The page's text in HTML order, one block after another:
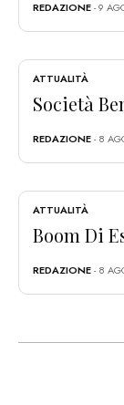
REDAZIONE- 9
ATTUALITÀ
Società
REDAZIONE- 8
ATTUALITÀ
Boom Di
REDAZIONE- 8